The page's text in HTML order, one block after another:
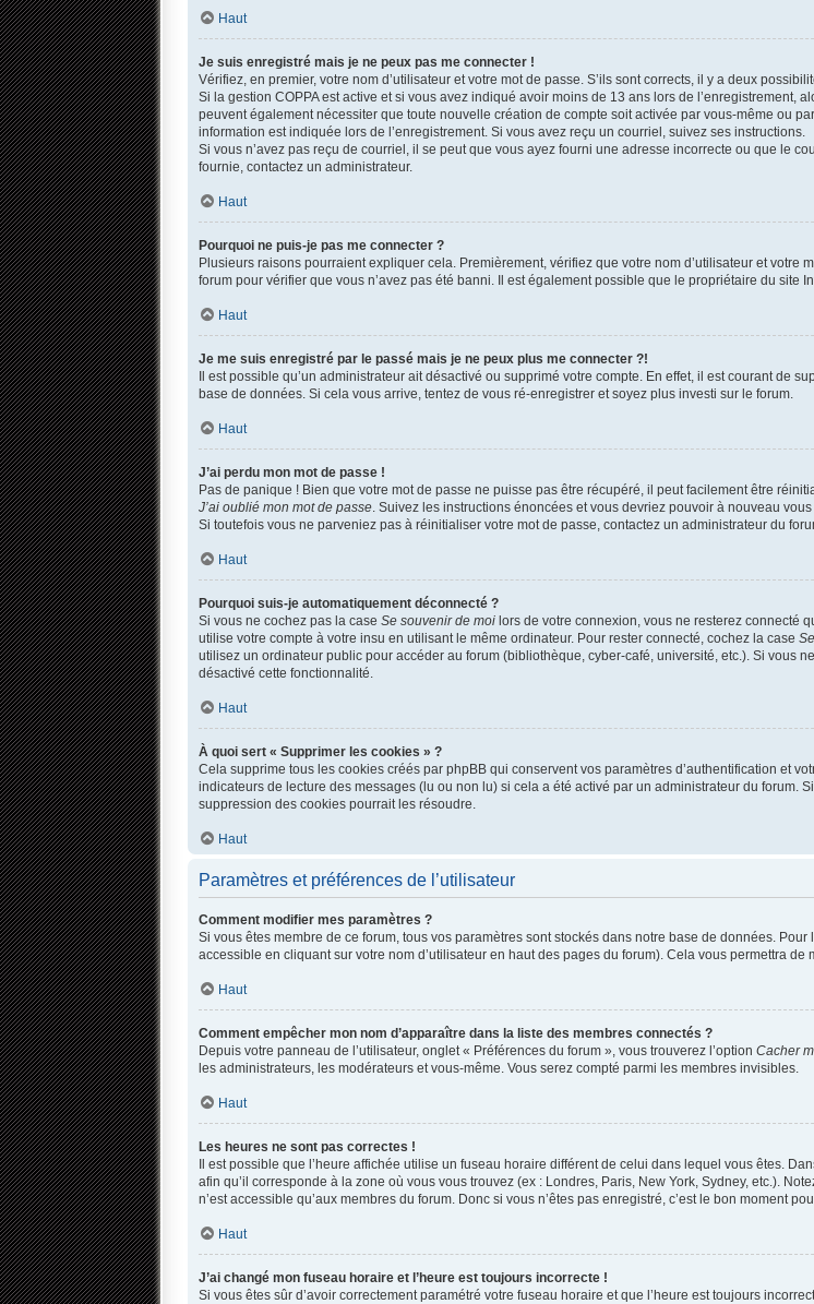
Haut
Je suis enregistré mais je ne peux pas me connecter !
Vérifiez, en premier, votre nom d’utilisateur et votre mot de passe. S’ils sont corrects, il y a deux
Si la gestion COPPA est active et si vous avez indiqué avoir moins de 13 ans lors de l’enregistrement,
peuvent également nécessiter que toute nouvelle création de compte soit activée par vous-même ou
information est indiquée lors de l’enregistrement. Si vous avez reçu un courriel, suivez ses instructions.
Si vous n’avez pas reçu de courriel, il se peut que vous ayez fourni une adresse incorrecte ou que le
fournie, contactez un administrateur.
Haut
Pourquoi ne puis-je pas me connecter ?
Plusieurs raisons pourraient expliquer cela. Premièrement, vérifiez que votre nom d’utilisateur et votre
forum pour vérifier que vous n’avez pas été banni. Il est également possible que le propriétaire du site
Haut
Je me suis enregistré par le passé mais je ne peux plus me connecter ?!
Il est possible qu’un administrateur ait désactivé ou supprimé votre compte. En effet, il est courant de
base de données. Si cela vous arrive, tentez de vous ré-enregistrer et soyez plus investi sur le forum.
Haut
J’ai perdu mon mot de passe !
Pas de panique ! Bien que votre mot de passe ne puisse pas être récupéré, il peut facilement être
J’ai oublié mon mot de passe. Suivez les instructions énoncées et vous devriez pouvoir à nouveau
Si toutefois vous ne parveniez pas à réinitialiser votre mot de passe, contactez un administrateur du
Haut
Pourquoi suis-je automatiquement déconnecté ?
Si vous ne cochez pas la case Se souvenir de moi lors de votre connexion, vous ne resterez connecté
utilise votre compte à votre insu en utilisant le même ordinateur. Pour rester connecté, cochez la case
utilisez un ordinateur public pour accéder au forum (bibliothèque, cyber-café, université, etc.). Si vous
désactivé cette fonctionnalité.
Haut
À quoi sert « Supprimer les cookies » ?
Cela supprime tous les cookies créés par phpBB qui conservent vos paramètres d’authentification et
indicateurs de lecture des messages (lu ou non lu) si cela a été activé par un administrateur du forum.
suppression des cookies pourrait les résoudre.
Haut
Paramètres et préférences de l’utilisateur
Comment modifier mes paramètres ?
Si vous êtes membre de ce forum, tous vos paramètres sont stockés dans notre base de données. Pour
accessible en cliquant sur votre nom d’utilisateur en haut des pages du forum). Cela vous permettra
Haut
Comment empêcher mon nom d’apparaître dans la liste des membres connectés ?
Depuis votre panneau de l’utilisateur, onglet « Préférences du forum », vous trouverez l’option Cacher
les administrateurs, les modérateurs et vous-même. Vous serez compté parmi les membres invisibles.
Haut
Les heures ne sont pas correctes !
Il est possible que l’heure affichée utilise un fuseau horaire différent de celui dans lequel vous êtes.
afin qu’il corresponde à la zone où vous vous trouvez (ex : Londres, Paris, New York, Sydney, etc.).
n’est accessible qu’aux membres du forum. Donc si vous n’êtes pas enregistré, c’est le bon moment
Haut
J’ai changé mon fuseau horaire et l’heure est toujours incorrecte !
Si vous êtes sûr d’avoir correctement paramétré votre fuseau horaire et que l’heure est toujours